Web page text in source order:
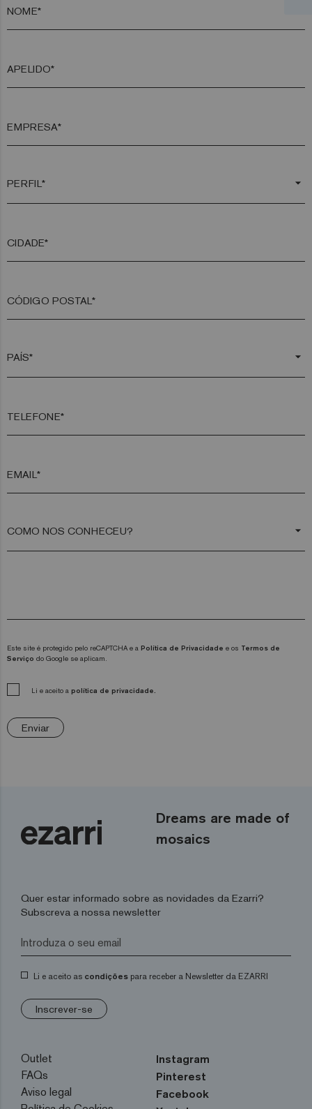
NOME*
APELIDO*
EMPRESA*
arrow_drop_down
CIDADE*
CÓDIGO POSTAL*
arrow_drop_down
TELEFONE*
EMAIL*
arrow_drop_down
Este site é protegido pelo reCAPTCHA e a Política de Privacidade e os Termos de
Serviço do Google se aplicam.
Li e aceito a política de privacidade.
Enviar
Dreams are made of
mosaics
Quer estar informado sobre as novidades da Ezarri?
Subscreva a nossa newsletter
Li e aceito as condições para receber a Newsletter da EZARRI
Inscrever-se
Outlet
FAQs
Aviso legal
Instagram
Pinterest
Facebook